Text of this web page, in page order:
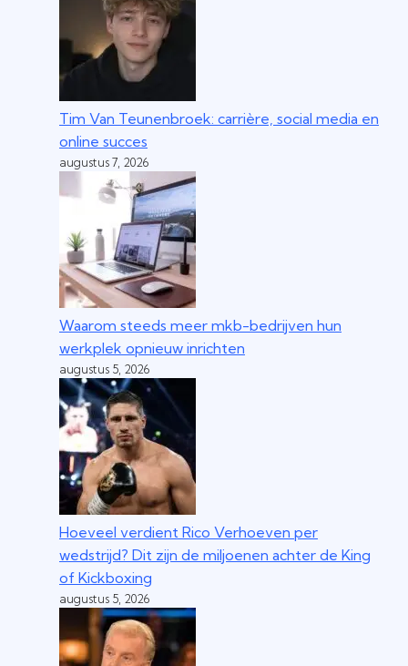
Tim Van Teunenbroek: carrière, social media en
online succes
augustus 7, 2026
Waarom steeds meer mkb-bedrijven hun
werkplek opnieuw inrichten
augustus 5, 2026
Hoeveel verdient Rico Verhoeven per
wedstrijd? Dit zijn de miljoenen achter de King
of Kickboxing
augustus 5, 2026